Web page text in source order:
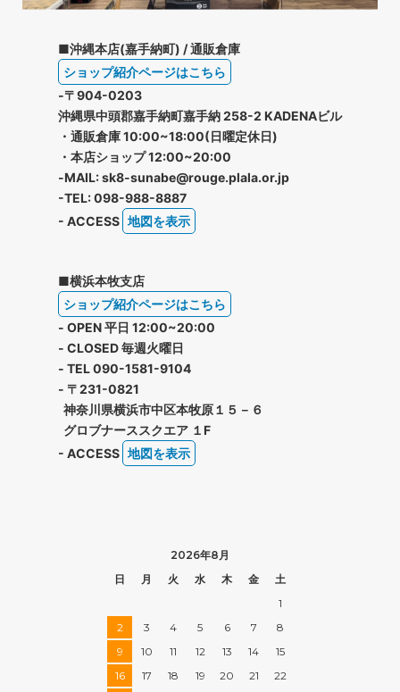
■沖縄本店(嘉手納町) / 通販倉庫
ショップ紹介ページはこちら
-〒904-0203
沖縄県中頭郡嘉手納町嘉手納 258-2 KADENAビル
・通販倉庫 10:00~18:00(日曜定休日)
・本店ショップ 12:00~20:00
-MAIL: sk8-sunabe@rouge.plala.or.jp
-TEL: 098-988-8887
- ACCESS 地図を表示
■横浜本牧支店
ショップ紹介ページはこちら
- OPEN 平日 12:00~20:00
- CLOSED 毎週火曜日
- TEL 090-1581-9104
- 〒231-0821
神奈川県横浜市中区本牧原１５－６
グロブナーススクエア １F
- ACCESS 地図を表示
2026年8月
日
月 火 水 木 金
土
1
2
3 4 5 6 7
8
9
10 11 12 13 14
15
16
17 18 19 20 21
22